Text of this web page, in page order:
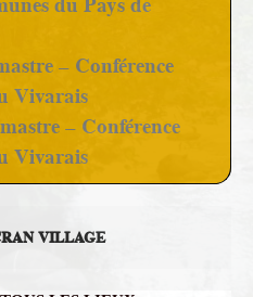
– Conférence
Vivarais
– Conférence
Vivarais
VILLAGE